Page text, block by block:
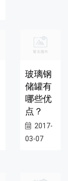
玻璃钢
储罐有
哪些优
点？
2017-
03-07